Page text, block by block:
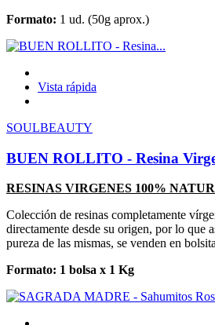
Formato: 1 ud. (50g aprox.)
Vista rápida
SOULBEAUTY
BUEN ROLLITO - Resina
RESINAS VIRGENES 100%
Colección de resinas completamente
directamente desde su origen, por lo que
pureza de las mismas, se venden en
Formato: 1 bolsa x 1 Kg